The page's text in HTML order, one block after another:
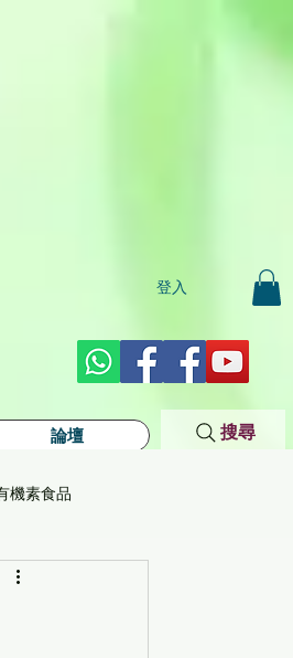
登入
論壇 搜尋
機素食品
學